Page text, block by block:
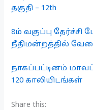
தகுதி – 12th
8ம் வகுப்பு
நீதிமன்றத்தில்
நாகப்பட்டினம்
120 காலியிடங்கள்
Share this: